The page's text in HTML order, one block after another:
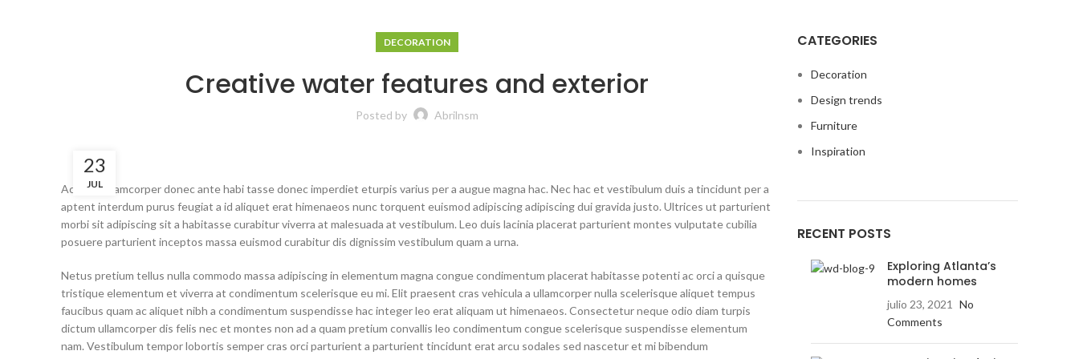
DECORATION
Creative water features and exterior
Posted by Abrilnsm
23
JUL
Ac haca ullamcorper donec ante habi tasse donec imperdiet eturpis varius per a augue magna hac. Nec hac et vestibulum duis a tincidunt per a
aptent interdum purus feugiat a id aliquet erat himenaeos nunc torquent euismod adipiscing adipiscing dui gravida justo. Ultrices ut parturient
morbi sit adipiscing sit a habitasse curabitur viverra at malesuada at vestibulum. Leo duis lacinia placerat parturient montes vulputate cubilia
posuere parturient inceptos massa euismod curabitur dis dignissim vestibulum quam a urna.
Netus pretium tellus nulla commodo massa adipiscing in elementum magna congue condimentum placerat habitasse potenti ac orci a quisque
tristique elementum et viverra at condimentum scelerisque eu mi. Elit praesent cras vehicula a ullamcorper nulla scelerisque aliquet tempus
faucibus quam ac aliquet nibh a condimentum suspendisse hac integer leo erat aliquam ut himenaeos. Consectetur neque odio diam turpis
dictum ullamcorper dis felis nec et montes non ad a quam pretium convallis leo condimentum congue scelerisque suspendisse elementum
nam. Vestibulum tempor lobortis semper cras orci parturient a parturient tincidunt erat arcu sodales sed nascetur et mi bibendum
CATEGORIES
Decoration
Design trends
Furniture
Inspiration
RECENT POSTS
Exploring Atlanta’s
modern homes
julio 23, 2021
No
Comments